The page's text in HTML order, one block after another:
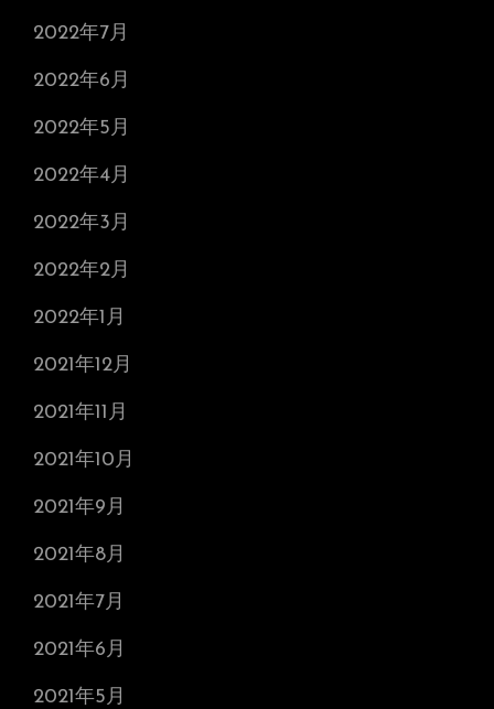
2022年7月
2022年6月
2022年5月
2022年4月
2022年3月
2022年2月
2022年1月
2021年12月
2021年11月
2021年10月
2021年9月
2021年8月
2021年7月
2021年6月
2021年5月